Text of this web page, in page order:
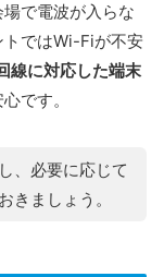
で電波が入らな
ではWi-Fiが不安
線に対応した端末
です。
、必要に応じて
きましょう。